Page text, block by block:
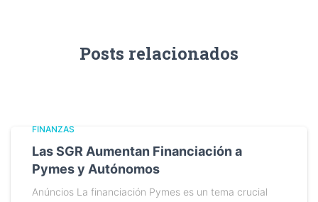
Posts relacionados
FINANZAS
Las SGR Aumentan Financiación a
Pymes y Autónomos
Anúncios La financiación Pymes es un tema crucial